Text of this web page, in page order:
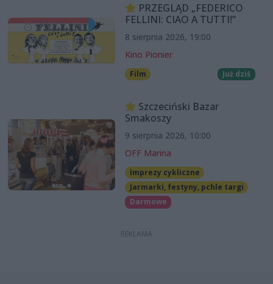
PRZEGLĄD „FEDERICO
FELLINI: CIAO A TUTTI!”
8 sierpnia 2026, 19:00
Kino Pionier
Film Już dziś
Szczeciński Bazar
Smakoszy
9 sierpnia 2026, 10:00
OFF Marina
Imprezy cykliczne
Jarmarki, festyny, pchle targi
Darmowe